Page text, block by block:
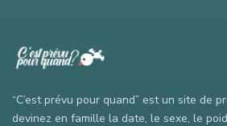
“C’est prévu pour quand” est un site de
devinez en famille la date, le sexe, le